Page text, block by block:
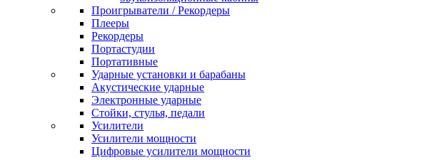
Проигрыватели / Рекордеры
Плееры
Рекордеры
Портастудии
Портативные
Ударные установки и барабаны
Акустические ударные
Электронные ударные
Стойки, стулья, педали
Усилители
Усилители мощности
Цифровые усилители мощности